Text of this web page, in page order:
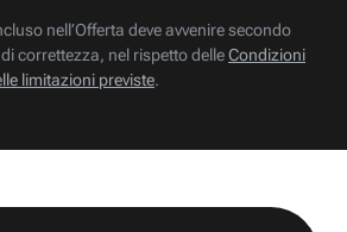
nell’Offerta deve avvenire secondo
correttezza, nel rispetto delleCondizioni
limitazioni previste.